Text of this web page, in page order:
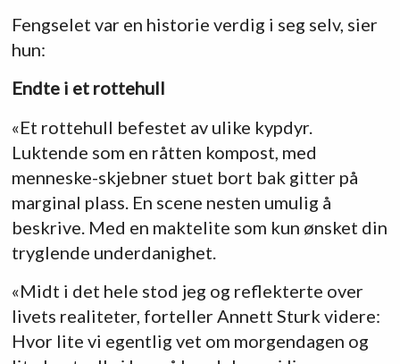
Fengselet var en historie verdig i seg selv, sier
hun:
Endte i et rottehull
«Et rottehull befestet av ulike kypdyr.
Luktende som en råtten kompost, med
menneske-skjebner stuet bort bak gitter på
marginal plass. En scene nesten umulig å
beskrive. Med en maktelite som kun ønsket din
tryglende underdanighet.
«Midt i det hele stod jeg og reflekterte over
livets realiteter, forteller Annett Sturk videre:
Hvor lite vi egentlig vet om morgendagen og